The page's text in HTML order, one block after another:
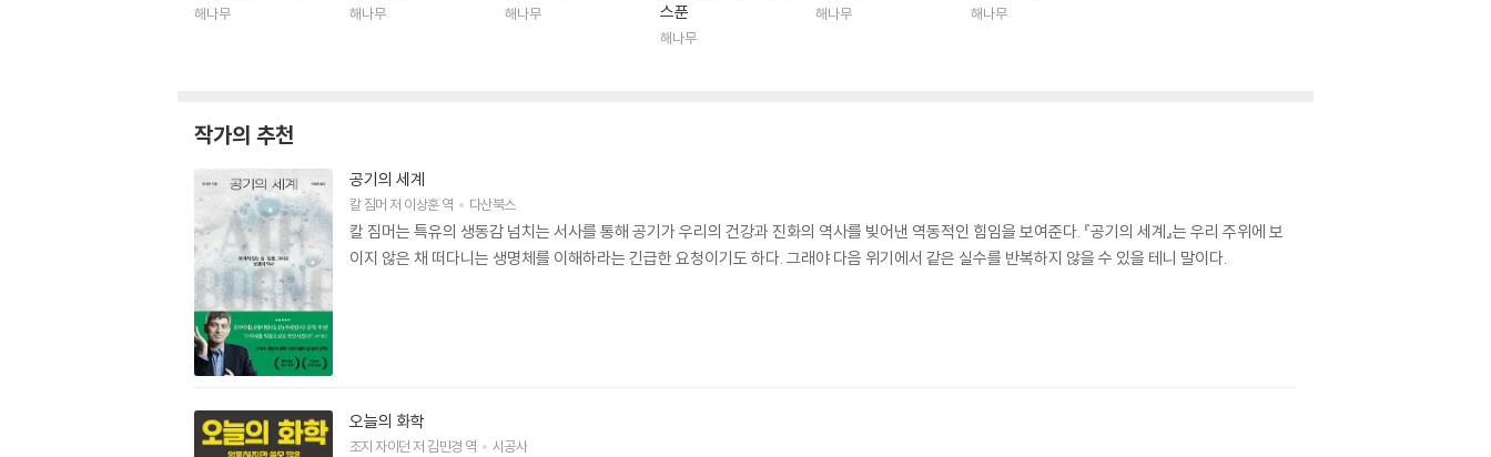
해나무 해나무 해나무
스푼
해나무
해나무 해나무
작가의 추천
공기의 세계
칼 짐머저 이상훈역 다산북스
칼 짐머는 특유의 생동감 넘치는 서사를 통해 공기가 우리의 건강과 진화의 역사를 빚어낸 역동적인 힘임을 보여준다. 『공기의 세계』는 우리 주위에 보
이지 않은 채 떠다니는 생명체를 이해하라는 긴급한 요청이기도 하다. 그래야 다음 위기에서 같은 실수를 반복하지 않을 수 있을 테니 말이다.
오늘의 화학
조지 자이던저김민경 역 시공사